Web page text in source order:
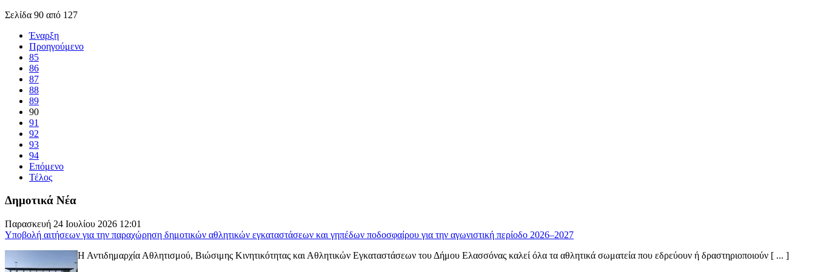
Σελίδα 90 από 127
Έναρξη
Προηγούμενο
85
86
87
88
89
90
91
92
93
94
Επόμενο
Τέλος
Δημοτικά Νέα
Παρασκευή 24 Ιουλίου 2026 12:01
Υποβολή αιτήσεων για την παραχώρηση δημοτικών αθλητικών εγκαταστάσεων και γηπέδων ποδοσφαίρου για την αγωνιστική περίοδο 2026–2027
Η Αντιδημαρχία Αθλητισμού, Βιώσιμης Κινητικότητας και Αθλητικών Εγκαταστάσεων του Δήμου Ελασσόνας καλεί όλα τα αθλητικά σωματεία που εδρεύουν ή δραστηριοποιούν [ ... ]